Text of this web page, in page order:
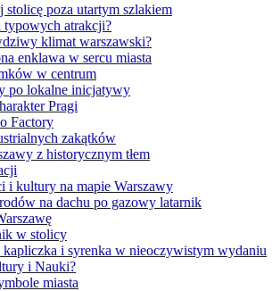
poza utartym szlakiem
typowych atrakcji?
klimat warszawski?
enklawa w sercu miasta
w centrum
po lokalne inicjatywy
Pragi
Factory
zakątków
z historycznym tłem
i kultury na mapie Warszawy
na dachu po gazowy latarnik
w stolicy
i syrenka w nieoczywistym wydaniu
i Nauki?
miasta